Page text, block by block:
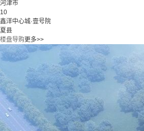
河津市
10
鑫洋中心城·壹号院
夏县
楼盘导购更多>>